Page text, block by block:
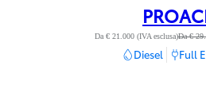
Da € 21.000 (IVA esclusa)Da €
Diesel Full